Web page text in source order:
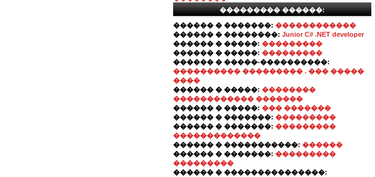
��������� ������:
������ � �������: ������������
������ � ��������: Junior C# .NET developer
������ � �����: ���������
������ � �����: ���������
������ � �����-����������:
���������� ��������� . ��� �����
����
������ � �����: ��������
������������ �������
������ � �����: ��� �������
������ � �������: ���������
������ � �������: ���������
�������������
������ � �����������: ������
������ � �������: ���������
���������
������ � ���������������: